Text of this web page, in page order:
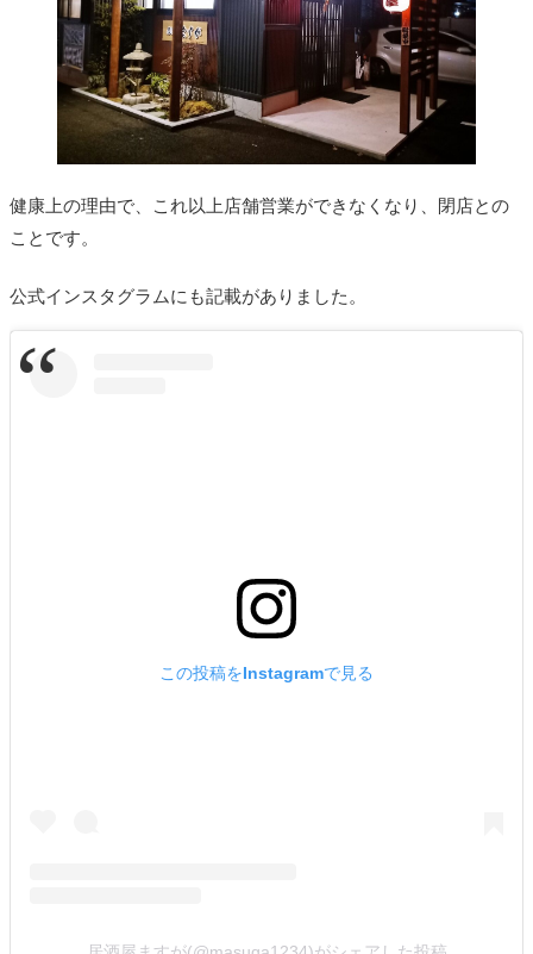
健康上の理由で、これ以上店舗営業ができなくなり、閉店との
ことです。
公式インスタグラムにも記載がありました。
この投稿をInstagramで見る